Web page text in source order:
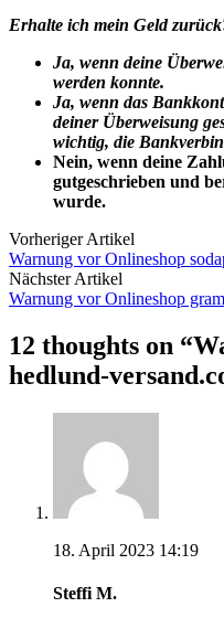
Erhalte ich mein Geld
Ja, wenn deine
werden konnte.
Ja, wenn das
deiner Überweisung
wichtig, die
Nein, wenn deine
gutgeschrieben und
wurde.
Vorheriger Artikel
Warnung vor Onlineshop
Nächster Artikel
Warnung vor Onlineshop
12 thoughts on “
hedlund-
18. April 2023 14:19
Steffi M.